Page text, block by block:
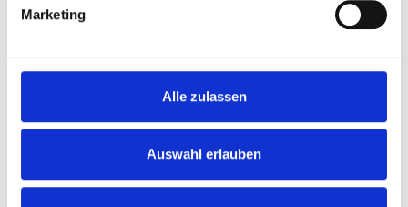
Marketing
Alle zulassen
Auswahl erlauben
– Anzahl Airbags: 7
– Erkennung der Anwesenheit von Kindern –
– Hochwertiger Klapptisch am Rückenteil des
Beifahrersitzes
Xmart OS – Infotainment